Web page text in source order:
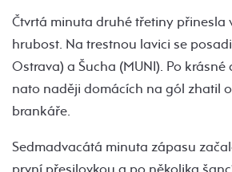
Čtvrtá minuta druhé třetiny přinesla
hrubost. Na trestnou lavici se
Ostrava) a Šucha (MUNI). Po
nato naději domácích na gól zhatil
brankáře.
Sedmadvacátá minuta zápasu